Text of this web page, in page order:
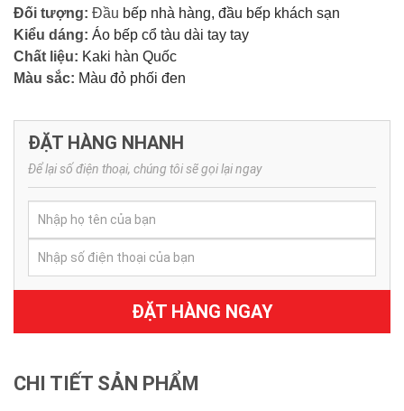
Đối tượng: Đầu bếp nhà hàng, đầu bếp khách sạn
Kiểu dáng: Áo bếp cổ tàu dài tay tay
Chất liệu: Kaki hàn Quốc
Màu sắc: Màu đỏ phối đen
ĐẶT HÀNG NHANH
Để lại số điện thoại, chúng tôi sẽ gọi lại ngay
ĐẶT HÀNG NGAY
CHI TIẾT SẢN PHẨM